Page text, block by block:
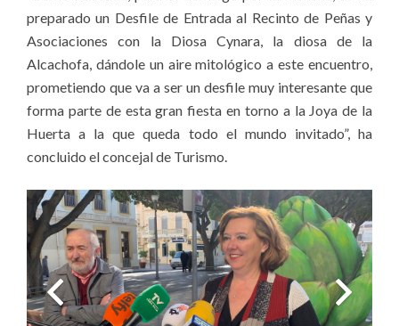
preparado un Desfile de Entrada al Recinto de Peñas y
Asociaciones con la Diosa Cynara, la diosa de la
Alcachofa, dándole un aire mitológico a este encuentro,
prometiendo que va a ser un desfile muy interesante que
forma parte de esta gran fiesta en torno a la Joya de la
Huerta a la que queda todo el mundo invitado”, ha
concluido el concejal de Turismo.